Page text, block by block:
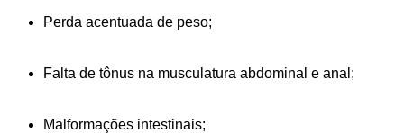
Perda acentuada de peso;
Falta de tônus na musculatura abdominal e anal;
Malformações intestinais;